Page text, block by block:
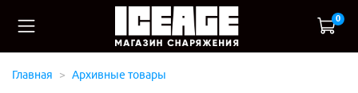
0
Главная Архивные товары